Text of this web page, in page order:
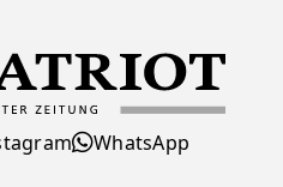
WhatsApp